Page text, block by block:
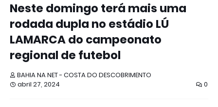
Neste domingo terá mais uma
rodada dupla no estádio LÚ
LAMARCA do campeonato
regional de futebol
BAHIA NA NET - COSTA DO DESCOBRIMENTO
abril 27, 2024
0